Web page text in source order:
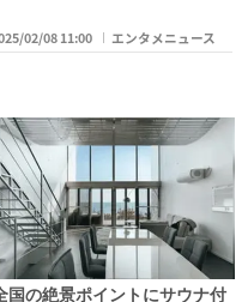
02/08 11:00 エンタメニュース
国の絶景ポイントにサウナ付